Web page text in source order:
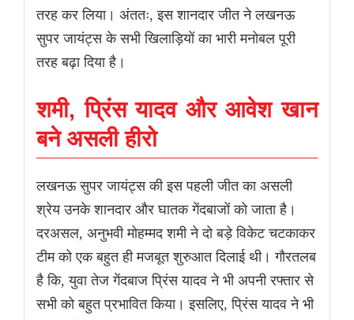
तरह कर लिया। अंततः, इस शानदार जीत ने लखनऊ
सुपर जायंट्स के सभी खिलाड़ियों का भारी मनोबल पूरी
तरह बढ़ा दिया है।
शमी, प्रिंस यादव और आवेश खान
बने असली हीरो
लखनऊ सुपर जायंट्स की इस पहली जीत का असली
श्रेय उनके शानदार और घातक गेंदबाजों को जाता है।
दरअसल, अनुभवी मोहम्मद शमी ने दो बड़े विकेट चटकाकर
टीम को एक बहुत ही मजबूत शुरुआत दिलाई थी। गौरतलब
है कि, युवा तेज गेंदबाज प्रिंस यादव ने भी अपनी रफ्तार से
सभी को बहुत प्रभावित किया। इसलिए, प्रिंस यादव ने भी